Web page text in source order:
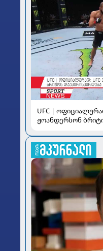
UFC |
ჟოანდერსონ